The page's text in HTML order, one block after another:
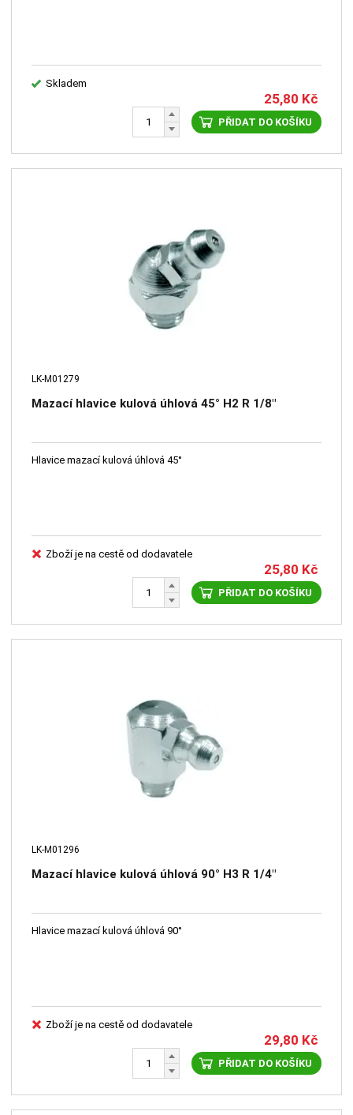
Skladem
25,80 Kč
PŘIDAT DO KOŠÍKU
LK-M01279
Mazací hlavice kulová úhlová 45° H2 R 1/8"
Hlavice mazací kulová úhlová 45°
Zboží je na cestě od dodavatele
25,80 Kč
PŘIDAT DO KOŠÍKU
LK-M01296
Mazací hlavice kulová úhlová 90° H3 R 1/4"
Hlavice mazací kulová úhlová 90°
Zboží je na cestě od dodavatele
29,80 Kč
PŘIDAT DO KOŠÍKU